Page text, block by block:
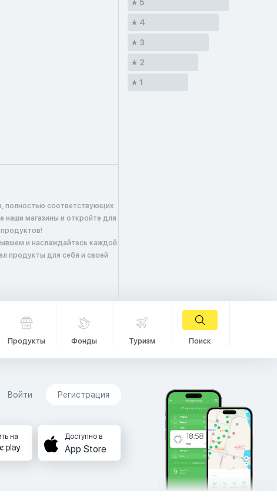
полностью соответствующих
наши магазины и откройте для
и наслаждайтесь каждой
продукты для себя и своей
5
4
3
2
1
Продукты Фонды Туризм Поиск
Войти Регистрация
на Доступно в
App Store